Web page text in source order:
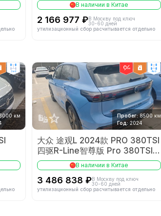
В наличии в Китае
2 166 977 ₽В Москву под ключ
30-60 дней
утилизационный сбор расчитывается отдельно
2wd
км
4wd
Пробег: 8500 км
Год: 2024
大众 途观L 2024款 PRO 380TSI
四驱R-Line智尊版 Pro 380TSI
4WD R-Line Intelligent Edition
В наличии в Китае
3 486 838 ₽В Москву под ключ
30-60 дней
утилизационный сбор расчитывается отдельно